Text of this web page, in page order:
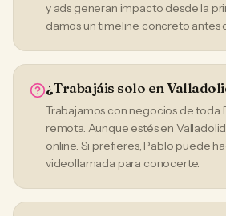
y ads generan impacto desde la
damos un timeline concreto antes
¿Trabajáis solo en
Trabajamos con negocios de toda
remota. Aunque estés en
online. Si prefieres, Pablo puede
videollamada para conocerte.